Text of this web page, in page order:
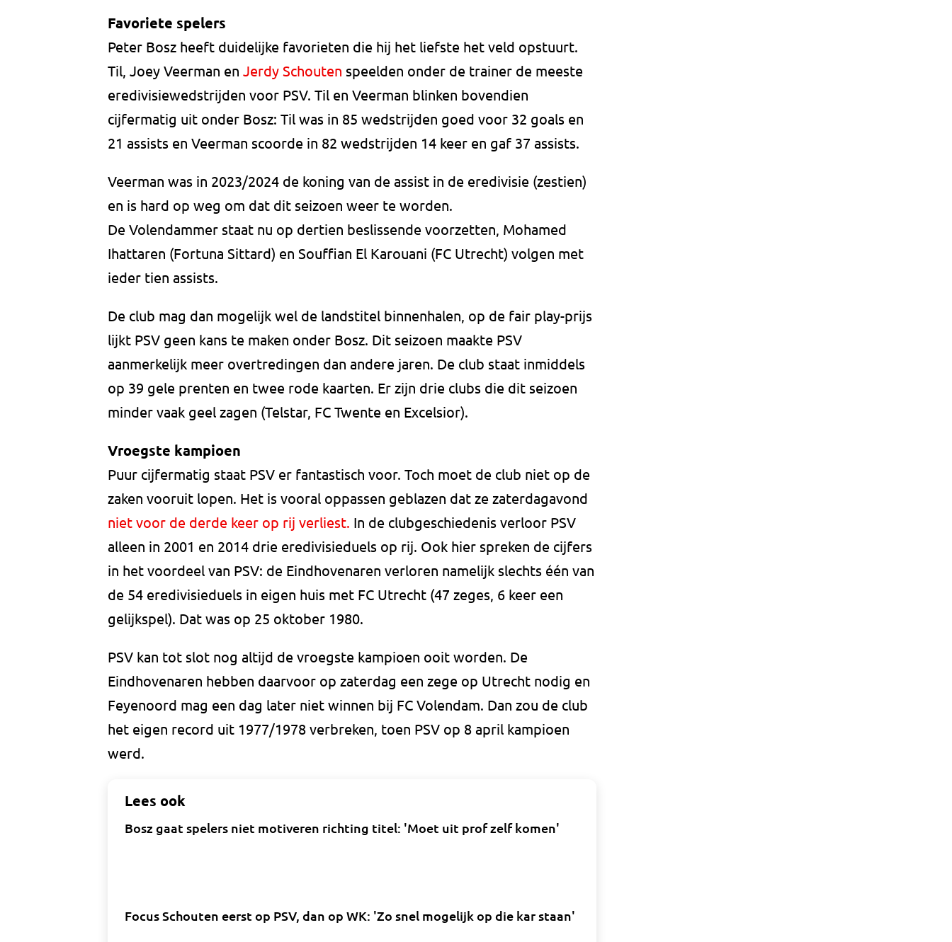
Favoriete spelers
Peter Bosz heeft duidelijke favorieten die hij het liefste het veld opstuurt.
Til, Joey Veerman en Jerdy Schouten speelden onder de trainer de meeste
eredivisiewedstrijden voor PSV. Til en Veerman blinken bovendien
cijfermatig uit onder Bosz: Til was in 85 wedstrijden goed voor 32 goals en
21 assists en Veerman scoorde in 82 wedstrijden 14 keer en gaf 37 assists.
Veerman was in 2023/2024 de koning van de assist in de eredivisie (zestien)
en is hard op weg om dat dit seizoen weer te worden.
De Volendammer staat nu op dertien beslissende voorzetten, Mohamed
Ihattaren (Fortuna Sittard) en Souffian El Karouani (FC Utrecht) volgen met
ieder tien assists.
De club mag dan mogelijk wel de landstitel binnenhalen, op de fair play-prijs
lijkt PSV geen kans te maken onder Bosz. Dit seizoen maakte PSV
aanmerkelijk meer overtredingen dan andere jaren. De club staat inmiddels
op 39 gele prenten en twee rode kaarten. Er zijn drie clubs die dit seizoen
minder vaak geel zagen (Telstar, FC Twente en Excelsior).
Vroegste kampioen
Puur cijfermatig staat PSV er fantastisch voor. Toch moet de club niet op de
zaken vooruit lopen. Het is vooral oppassen geblazen dat ze zaterdagavond
niet voor de derde keer op rij verliest. In de clubgeschiedenis verloor PSV
alleen in 2001 en 2014 drie eredivisieduels op rij. Ook hier spreken de cijfers
in het voordeel van PSV: de Eindhovenaren verloren namelijk slechts één van
de 54 eredivisieduels in eigen huis met FC Utrecht (47 zeges, 6 keer een
gelijkspel). Dat was op 25 oktober 1980.
PSV kan tot slot nog altijd de vroegste kampioen ooit worden. De
Eindhovenaren hebben daarvoor op zaterdag een zege op Utrecht nodig en
Feyenoord mag een dag later niet winnen bij FC Volendam. Dan zou de club
het eigen record uit 1977/1978 verbreken, toen PSV op 8 april kampioen
werd.
Lees ook
Bosz gaat spelers niet motiveren richting titel: 'Moet uit prof zelf komen'
Focus Schouten eerst op PSV, dan op WK: 'Zo snel mogelijk op die kar staan'